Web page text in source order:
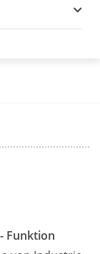
Funktion